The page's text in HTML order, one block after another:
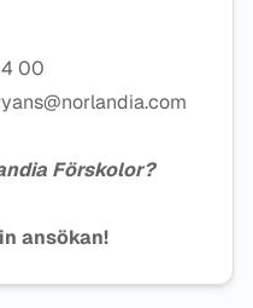
00
Förskolor?
ansökan!